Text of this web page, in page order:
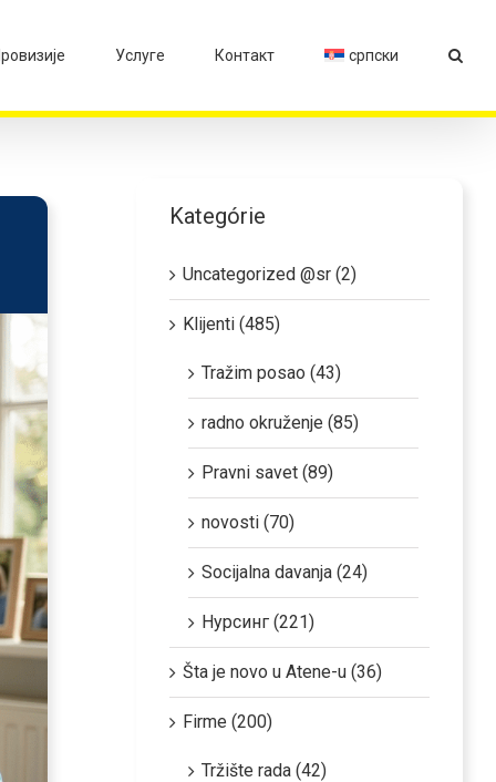
Услуге Контакт српски
Kategórie
Uncategorized @sr (2)
Klijenti (485)
Tražim posao (43)
radno okruženje (85)
Pravni savet (89)
novosti (70)
Socijalna davanja (24)
Нурсинг (221)
Šta je novo u Atene-u (36)
Firme (200)
Tržište rada (42)